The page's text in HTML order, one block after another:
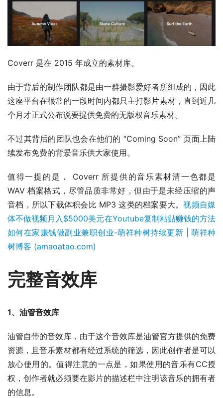
Coverr 是在 2015 年成立的素材库。
由于背后的制作团队都是由一群摄影爱好者所组成的，因此
这座平台在很常的一段时间内都只主打影片素材，直到近几
个月才正式公布说要提供免费的无版权音乐素材。
不过其背后的团队也会在他们的 “Coming Soon” 页面上陆
续发布免费的背景音乐供大家使用。
值得一提的是， Coverr 所提供的音乐素材清一色都是
WAV 档案格式，尽管品质非常好，但由于是未经压缩的声
音档，所以下载体积会比 MP3 这类的档案要大。视频自媒
体不做视频月入$5000美元在Youtube复制粘贴赚钱的方法
如何在家赚钱做副业兼职创业-萌祥种树持续更新 | 萌祥种
树博客 (amaoatao.com)
完整音效库
1、油管音效库
油管自带的音效库，由于这个音效库是油管官方提供的免费
资源，且音乐素材都有经过系统的筛选，因此创作者是可以
放心使用的。值得注意的一点是，如果使用的音乐有CC授
权，创作者就必须要在影片的描述栏中注明该音乐的拥有者
的信息。